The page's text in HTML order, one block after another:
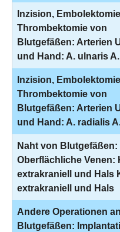
Inzision,
Thrombektomie von
Blutgefäßen: Arterien
und Hand: A. ulnaris
Inzision,
Thrombektomie von
Blutgefäßen: Arterien
und Hand: A. radialis
Naht von Blutgefäßen:
Oberflächliche Venen:
extrakraniell und Hals
extrakraniell und Hals
Andere Operationen an
Blutgefäßen: